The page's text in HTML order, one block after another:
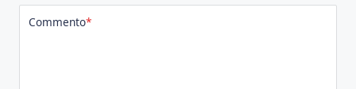
Commento*